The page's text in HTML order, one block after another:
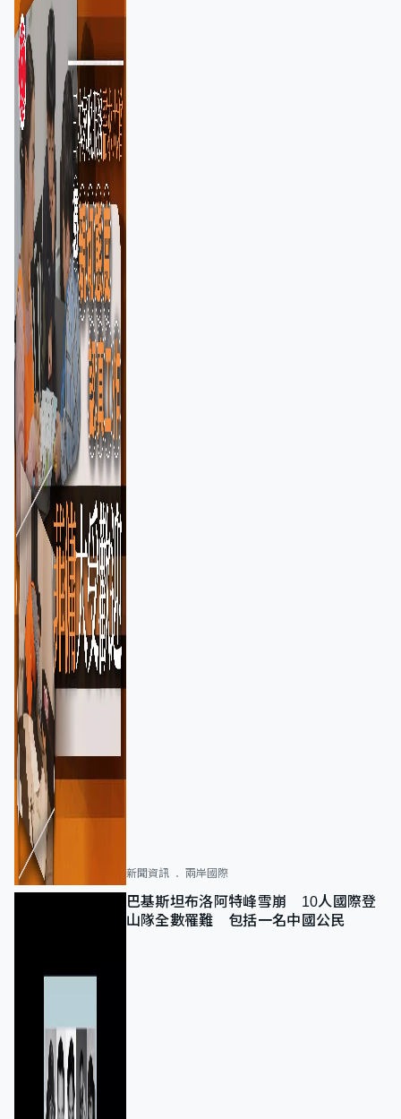
新聞資訊 兩岸國際
巴基斯坦布洛阿特峰雪崩 10人國際登
山隊全數罹難 包括一名中國公民